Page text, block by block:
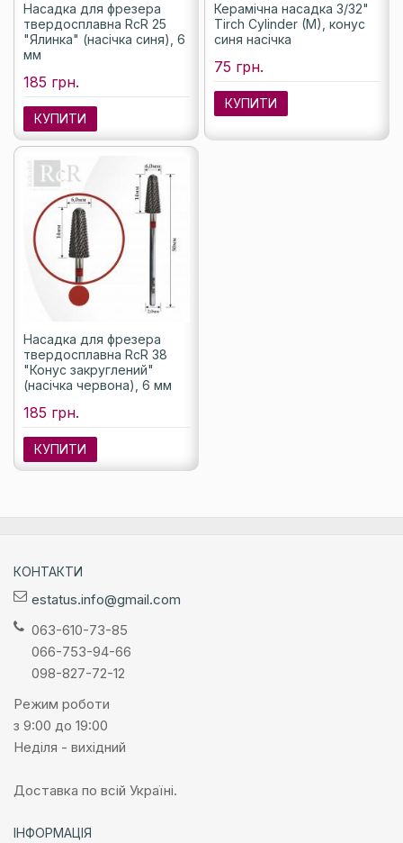
Насадка для фрезера
твердосплавна RcR 25
"Ялинка" (насічка синя), 6
мм
185 грн.
КУПИТИ
Керамічна насадка 3/32"
Tirch Cylinder (M), конус
синя насічка
75 грн.
КУПИТИ
Насадка для фрезера
твердосплавна RcR 38
"Конус закруглений"
(насічка червона), 6 мм
185 грн.
КУПИТИ
КОНТАКТИ
estatus.info@gmail.com
063-610-73-85
066-753-94-66
098-827-72-12
Режим роботи
з 9:00 до 19:00
Неділя - вихідний
Доставка по всій Україні.
ІНФОРМАЦІЯ